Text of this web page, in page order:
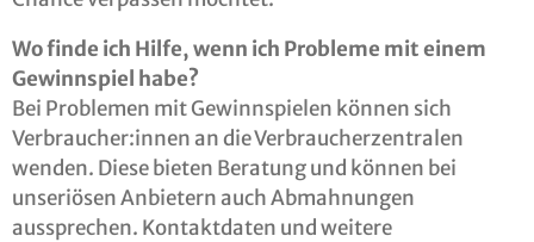
Wo finde ich Hilfe, wenn ich Probleme mit einem
Gewinnspiel habe?
Bei Problemen mit Gewinnspielen können sich
Verbraucher:innen an die Verbraucherzentralen
wenden. Diese bieten Beratung und können bei
unseriösen Anbietern auch Abmahnungen
aussprechen. Kontaktdaten und weitere